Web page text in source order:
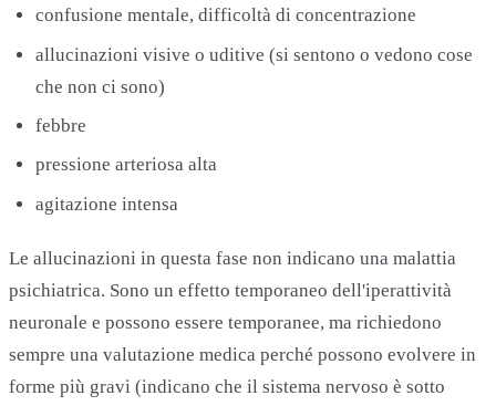
confusione mentale, difficoltà di concentrazione
allucinazioni visive o uditive (si sentono o vedono cose
che non ci sono)
febbre
pressione arteriosa alta
agitazione intensa
Le allucinazioni in questa fase non indicano una malattia
psichiatrica. Sono un effetto temporaneo dell'iperattività
neuronale e possono essere temporanee, ma richiedono
sempre una valutazione medica perché possono evolvere in
forme più gravi (indicano che il sistema nervoso è sotto